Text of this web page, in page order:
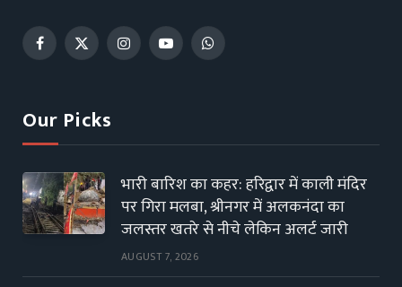
Facebook
X
InstagramYouTubeWhatsApp
Our Picks
भारी बारिश का कहर: हरिद्वार में काली मंदिर
पर गिरा मलबा, श्रीनगर में अलकनंदा का
जलस्तर खतरे से नीचे लेकिन अलर्ट जारी
AUGUST 7, 2026